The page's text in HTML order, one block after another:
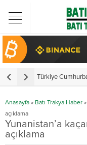
Türkiye Cumhurbaşkanı Erdoğan Batı Trakya Türk Heyetini kabul etti
Anasayfa » Batı Trakya Haber »
açıklama
Yunanistan’a
açıklama